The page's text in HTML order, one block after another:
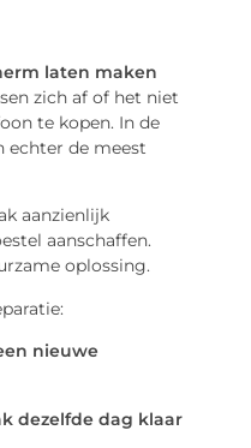
laten maken
zich af of het niet
te kopen. In de
echter de meest
aanzienlijk
aanschaffen.
oplossing.
nieuwe
dezelfde dag klaar